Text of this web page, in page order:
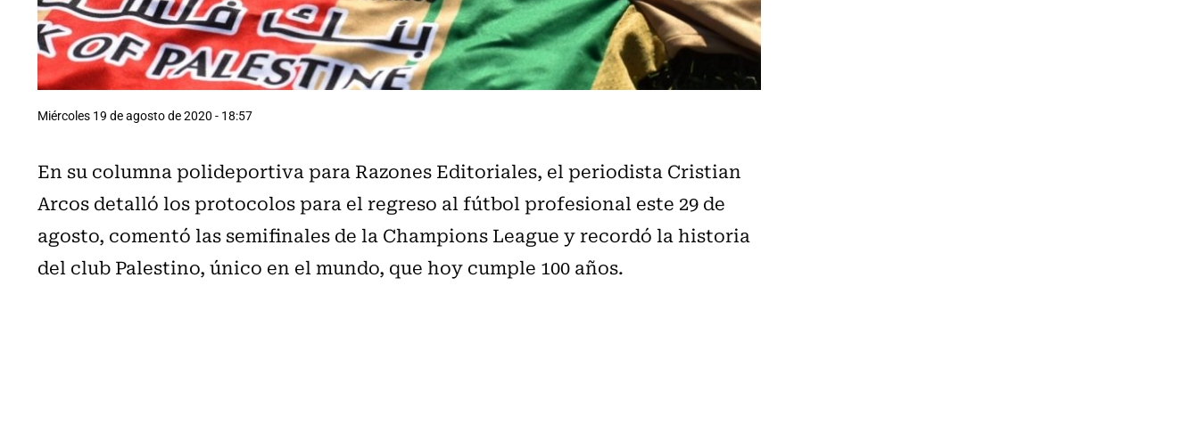
Miércoles 19 de agosto de 2020 - 18:57
En su columna polideportiva para Razones Editoriales, el periodista Cristian
Arcos detalló los protocolos para el regreso al fútbol profesional este 29 de
agosto, comentó las semifinales de la Champions League y recordó la historia
del club Palestino, único en el mundo, que hoy cumple 100 años.